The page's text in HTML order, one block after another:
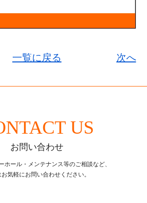
一覧に戻る 次へ
US
お問い合わせ
ホール・メンテナンス等のご相談など、
お気軽にお問い合わせください。